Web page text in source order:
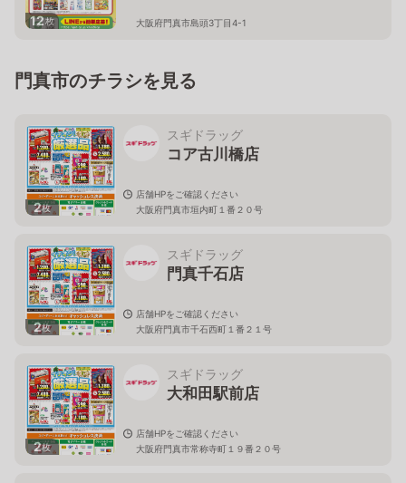
12枚 大阪府門真市島頭3丁目4-1
門真市のチラシを見る
2枚
スギドラッグ
コア古川橋店
店舗HPをご確認ください
大阪府門真市垣内町１番２０号
2枚
スギドラッグ
門真千石店
店舗HPをご確認ください
大阪府門真市千石西町１番２１号
2枚
スギドラッグ
大和田駅前店
店舗HPをご確認ください
大阪府門真市常称寺町１９番２０号